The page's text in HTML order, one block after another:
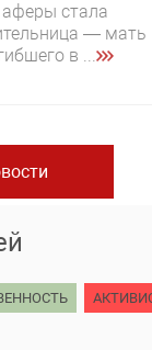
стала
— мать
в ...